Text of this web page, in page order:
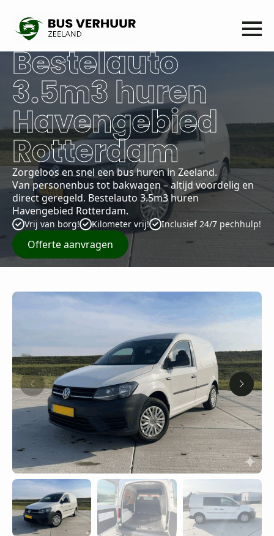
Bestelauto
3.5m3 huren
Havengebied
Rotterdam
Zorgeloos en snel een bus huren in Zeeland.
Van personenbus tot bakwagen – altijd voordelig en
direct geregeld. Bestelauto 3.5m3 huren
Havengebied Rotterdam.
Vrij van borg! Kilometer vrij! Inclusief 24/7 pechhulp!
Offerte aanvragen